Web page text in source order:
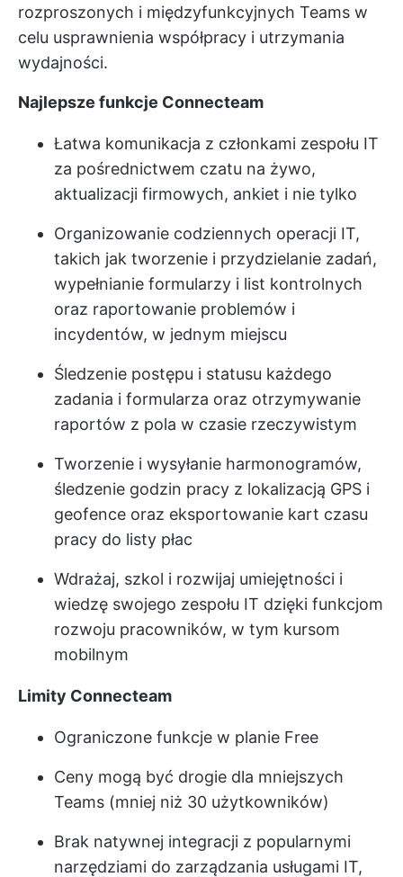
rozproszonych i międzyfunkcyjnych Teams w
celu usprawnienia współpracy i utrzymania
wydajności.
Najlepsze funkcje Connecteam
Łatwa komunikacja z członkami zespołu IT
za pośrednictwem czatu na żywo,
aktualizacji firmowych, ankiet i nie tylko
Organizowanie codziennych operacji IT,
takich jak tworzenie i przydzielanie zadań,
wypełnianie formularzy i list kontrolnych
oraz raportowanie problemów i
incydentów, w jednym miejscu
Śledzenie postępu i statusu każdego
zadania i formularza oraz otrzymywanie
raportów z pola w czasie rzeczywistym
Tworzenie i wysyłanie harmonogramów,
śledzenie godzin pracy z lokalizacją GPS i
geofence oraz eksportowanie kart czasu
pracy do listy płac
Wdrażaj, szkol i rozwijaj umiejętności i
wiedzę swojego zespołu IT dzięki funkcjom
rozwoju pracowników, w tym kursom
mobilnym
Limity Connecteam
Ograniczone funkcje w planie Free
Ceny mogą być drogie dla mniejszych
Teams (mniej niż 30 użytkowników)
Brak natywnej integracji z popularnymi
narzędziami do zarządzania usługami IT,